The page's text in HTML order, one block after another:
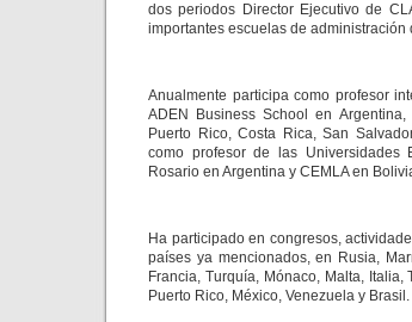
dos periodos Director Ejecutivo de
importantes escuelas de administración
Anualmente participa como profesor
ADEN Business School en
Puerto Rico, Costa Rica, San
como profesor de las
Rosario en Argentina y CEMLA en
Ha participado en congresos,
países ya mencionados, en Rusia,
Francia, Turquía, Mónaco, Malta,
Puerto Rico, México, Venezuela y Brasil.